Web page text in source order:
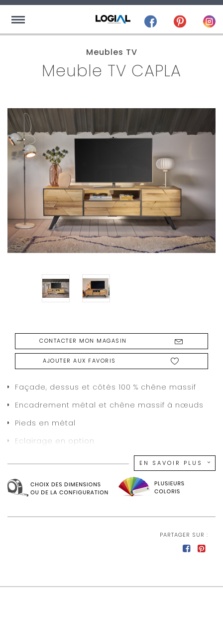
Meubles TV
Meuble TV CAPLA
CONTACTER MON MAGASIN
AJOUTER AUX FAVORIS
Façade, dessus et côtés 100 % chêne massif
Encadrement métal et chêne massif à nœuds
Pieds en métal
Eclairage en option
EN SAVOIR PLUS
PARTAGER SUR :